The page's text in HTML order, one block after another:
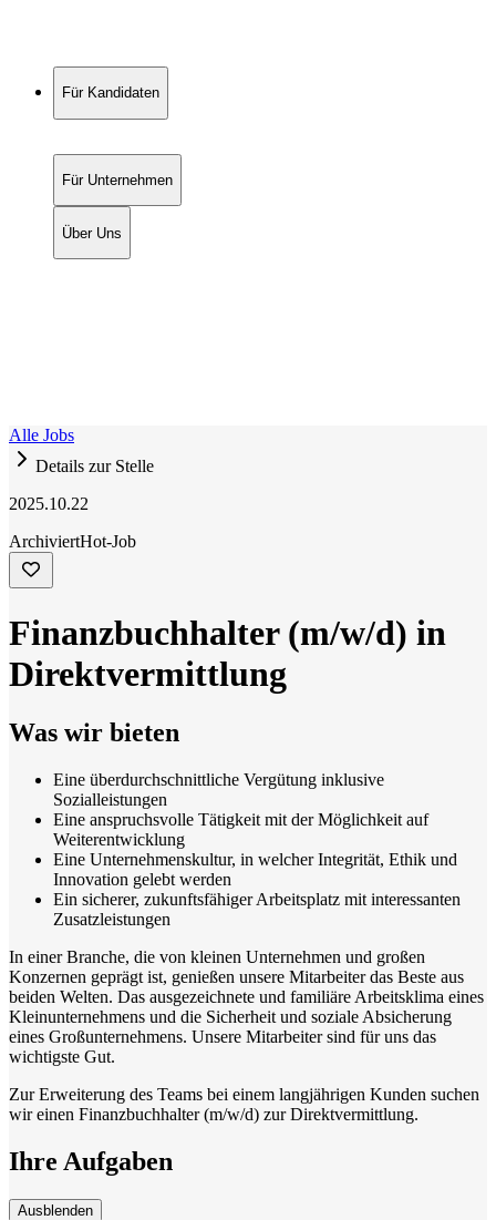
Für Kandidaten
Für Unternehmen
Über Uns
Alle Jobs
Details zur Stelle
2025.10.22
ArchiviertHot-Job
Finanzbuchhalter (m/w/d) in
Direktvermittlung
Was wir bieten
Eine überdurchschnittliche Vergütung inklusive
Sozialleistungen
Eine anspruchsvolle Tätigkeit mit der Möglichkeit auf
Weiterentwicklung
Eine Unternehmenskultur, in welcher Integrität, Ethik und
Innovation gelebt werden
Ein sicherer, zukunftsfähiger Arbeitsplatz mit interessanten
Zusatzleistungen
In einer Branche, die von kleinen Unternehmen und großen
Konzernen geprägt ist, genießen unsere Mitarbeiter das Beste aus
beiden Welten. Das ausgezeichnete und familiäre Arbeitsklima eines
Kleinunternehmens und die Sicherheit und soziale Absicherung
eines Großunternehmens. Unsere Mitarbeiter sind für uns das
wichtigste Gut.
Zur Erweiterung des Teams bei einem langjährigen Kunden suchen
wir einen Finanzbuchhalter (m/w/d) zur Direktvermittlung.
Ihre Aufgaben
Ausblenden